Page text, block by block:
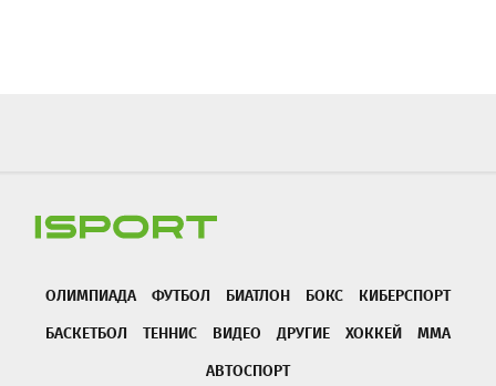
ОЛИМПИАДА ФУТБОЛ БИАТЛОН БОКС
КИБЕРСПОРТ
БАСКЕТБОЛ
ТЕННИС ВИДЕО ДРУГИЕ ХОККЕЙ
ММА
АВТОСПОРТ